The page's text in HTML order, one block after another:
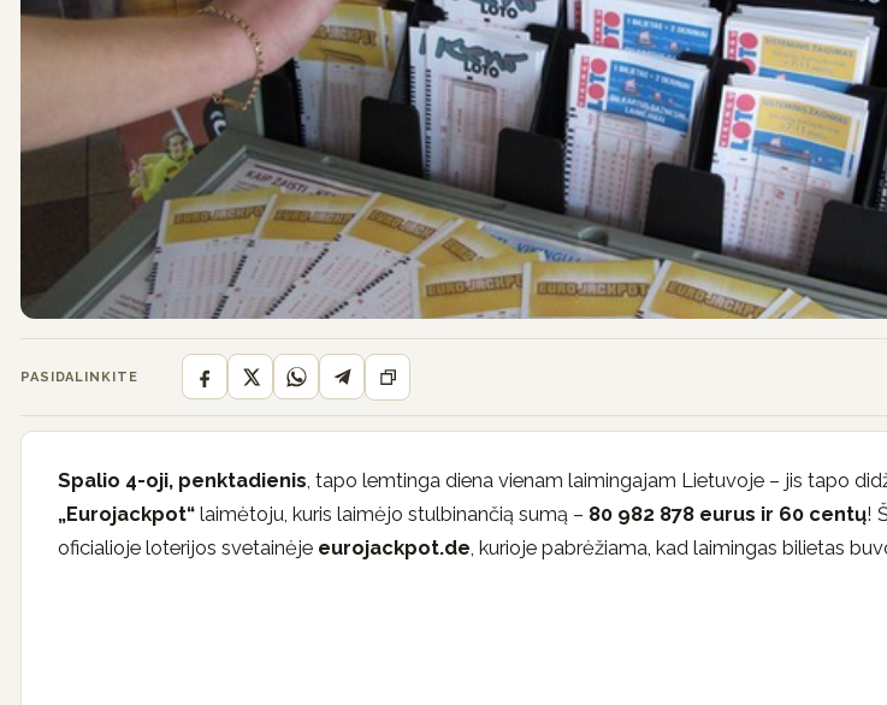
PASIDALINKITE
Spalio 4-oji, penktadienis , tapo lemtinga diena vienam laimingajam Lietuvoje – jis tapo
„Eurojackpot“ laimėtoju, kuris laimėjo stulbinančią sumą – 80 982 878 eurus ir 60 centų!
oficialioje loterijos svetainėje eurojackpot.de , kurioje pabrėžiama, kad laimingas bilietas